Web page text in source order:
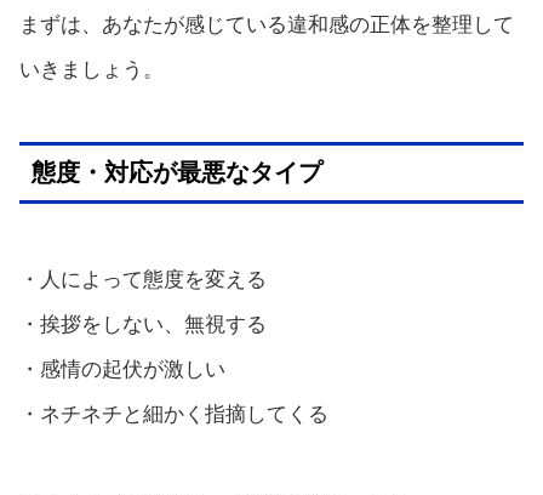
まずは、あなたが感じている違和感の正体を整理して
いきましょう。
態度・対応が最悪なタイプ
・人によって態度を変える
・挨拶をしない、無視する
・感情の起伏が激しい
・ネチネチと細かく指摘してくる